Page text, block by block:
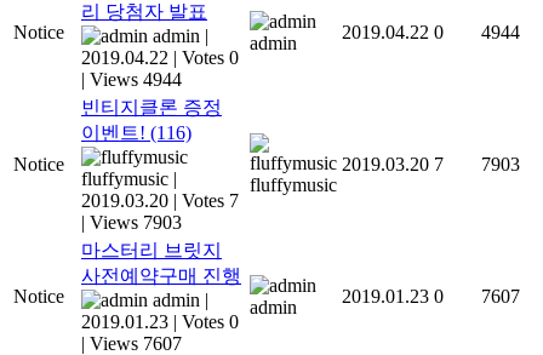
Notice
리 당첨자 발표
admin |
2019.04.22 | Votes 0
| Views 4944
admin
2019.04.22 0 4944
Notice
빈티지클론 증정
이벤트! (116)
fluffymusic |
2019.03.20 | Votes 7
| Views 7903
fluffymusic
2019.03.20 7 7903
Notice
마스터리 브릿지
사전예약구매 진행
admin |
2019.01.23 | Votes 0
| Views 7607
admin
2019.01.23 0 7607